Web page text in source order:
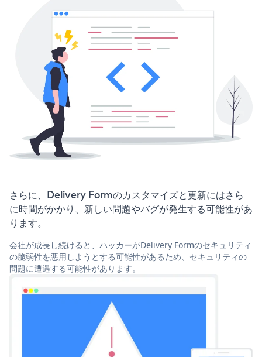
さらに、Delivery Formのカスタマイズと更新にはさら
に時間がかかり、新しい問題やバグが発生する可能性があ
ります。
会社が成長し続けると、ハッカーがDelivery Formのセキュリティ
の脆弱性を悪用しようとする可能性があるため、セキュリティの
問題に遭遇する可能性があります。